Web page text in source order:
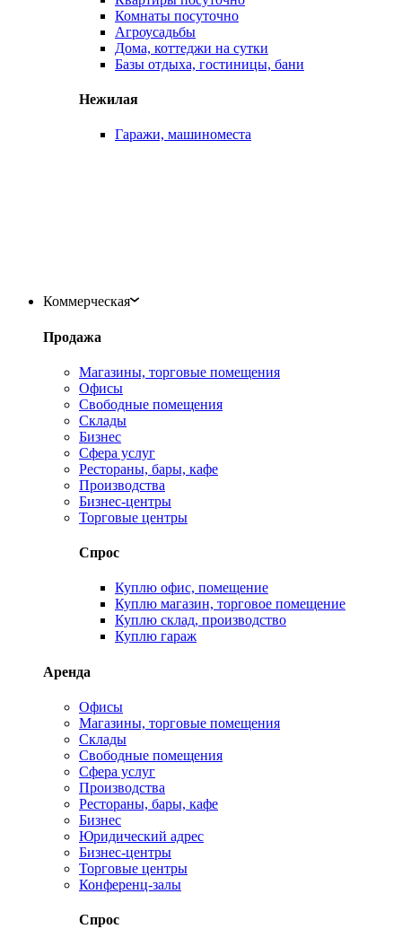
Комнаты посуточно
Агроусадьбы
Дома, коттеджи на сутки
Базы отдыха, гостиницы, бани
Нежилая
Гаражи, машиноместа
Коммерческая
Продажа
Магазины, торговые помещения
Офисы
Свободные помещения
Склады
Бизнес
Сфера услуг
Рестораны, бары, кафе
Производства
Бизнес-центры
Торговые центры
Спрос
Куплю офис, помещение
Куплю магазин, торговое помещение
Куплю склад, производство
Куплю гараж
Аренда
Офисы
Магазины, торговые помещения
Склады
Свободные помещения
Сфера услуг
Производства
Рестораны, бары, кафе
Бизнес
Юридический адрес
Бизнес-центры
Торговые центры
Конференц-залы
Спрос